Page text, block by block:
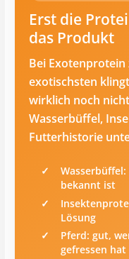
Erst die
das Produkt
Bei
exotischsten
wirklich noch
Wasserbüffel,
Futterhistorie
bekannt ist
Lösung
Pferd: gut,
gefressen hat